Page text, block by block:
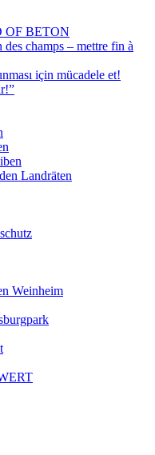
OF BETON
champs – mettre fin à
için mücadele et!
Landräten
Weinheim